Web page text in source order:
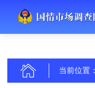
当前位置：